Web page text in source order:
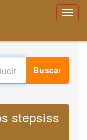
Buscar
stepsiss